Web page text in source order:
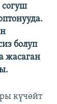
согуш
болуп
жасаган
күчөйт